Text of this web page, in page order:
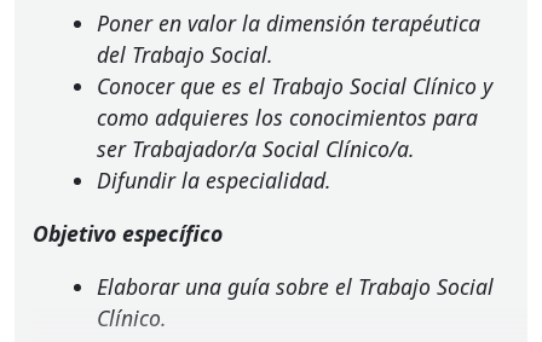
Poner en valor la dimensión terapéutica
del Trabajo Social.
Conocer que es el Trabajo Social Clínico y
como adquieres los conocimientos para
ser Trabajador/a Social Clínico/a.
Difundir la especialidad.
Objetivo específico
Elaborar una guía sobre el Trabajo Social
Clínico.